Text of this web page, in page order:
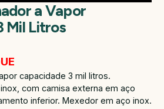
a Vapor
Mil Litros
capacidade 3 mil litros.
com camisa externa em aço
inferior. Mexedor em aço inox.